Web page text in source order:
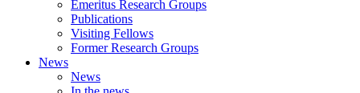
Emeritus Research Groups
Publications
Visiting Fellows
Former Research Groups
News
News